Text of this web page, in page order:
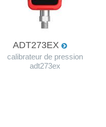
ADT273EX
calibrateur de pression
adt273ex